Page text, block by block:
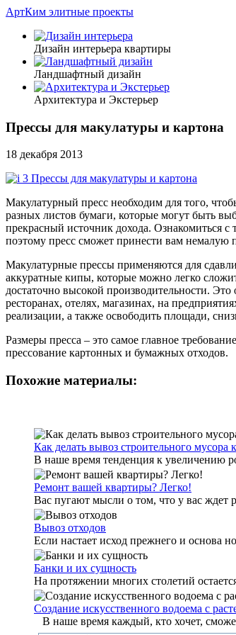
АртКим элитные проекты
Дизайн интерьера квартиры
Ландшафтный дизайн
Архитектура и Экстерьер
Прессы для макулатуры и картона
18 декабря 2013
Макулатурный пресс необходим для того,
разных листов бумаги, которые могут быть
прекрасный источник дохода. Ознакомиться
поэтому пресс сможет принести вам немалую
Макулатурные прессы применяются для
аккуратные кипы, которые можно легко
достаточно высокой производительности.
ресторанах, отелях, магазинах, на
реализации, а также освободить площади,
Размеры пресса – это самое главное
прессование картонных и бумажных отходов.
Похожие материалы:
Как делать вывоз строительного
В наше время тенденция к увеличению
Ремонт вашей квартиры? Легко!
Вас пугают мысли о том, что у вас ждет
Вывоз отходов
Если настает исход прежнего и основа
Банки и их сущность
На протяжении многих столетий
Создание искусственного водоема с
В наше время каждый, кто хочет,